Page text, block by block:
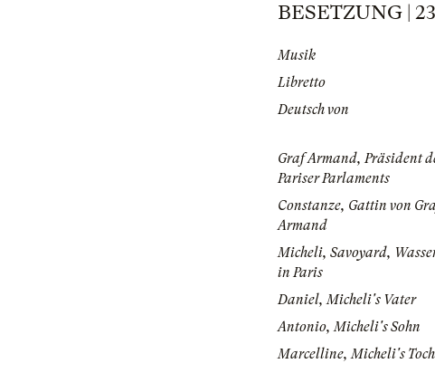
BESETZUNG |
Musik
Libretto
Deutsch von
Graf Armand, Präsident
Pariser Parlaments
Constanze, Gattin von
Armand
Micheli, Savoyard,
in Paris
Daniel, Micheli's Vater
Antonio, Micheli's Sohn
Marcelline, Micheli's